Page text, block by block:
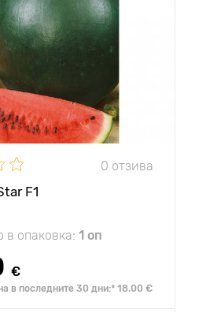
0 отзива
F1
в опаковка: 1 оп
€
в последните 30 дни:* 18.00 €